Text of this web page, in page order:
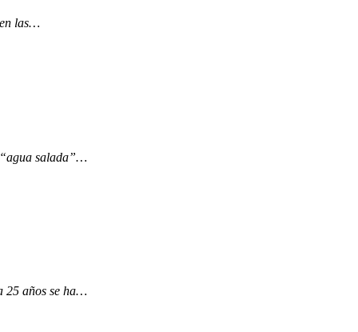
las…
“agua salada”…
25 años se ha…